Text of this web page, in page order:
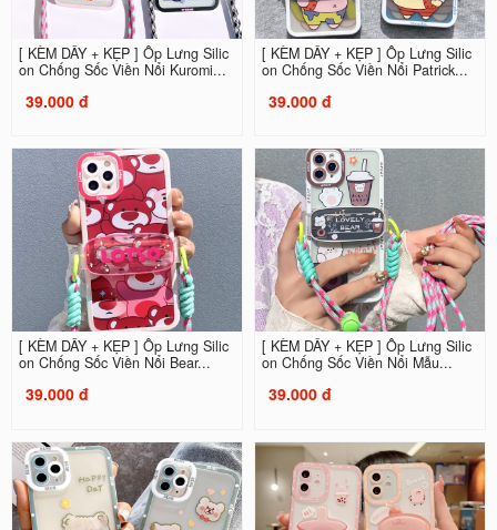
[ KÈM DÂY + KẸP ] Ốp Lưng Silic
on Chống Sốc Viền Nổi Kuromi...
39.000 đ
[ KÈM DÂY + KẸP ] Ốp Lưng Silic
on Chống Sốc Viền Nổi Patrick...
39.000 đ
[ KÈM DÂY + KẸP ] Ốp Lưng Silic
on Chống Sốc Viền Nổi Bear...
39.000 đ
[ KÈM DÂY + KẸP ] Ốp Lưng Silic
on Chống Sốc Viền Nổi Mẫu...
39.000 đ